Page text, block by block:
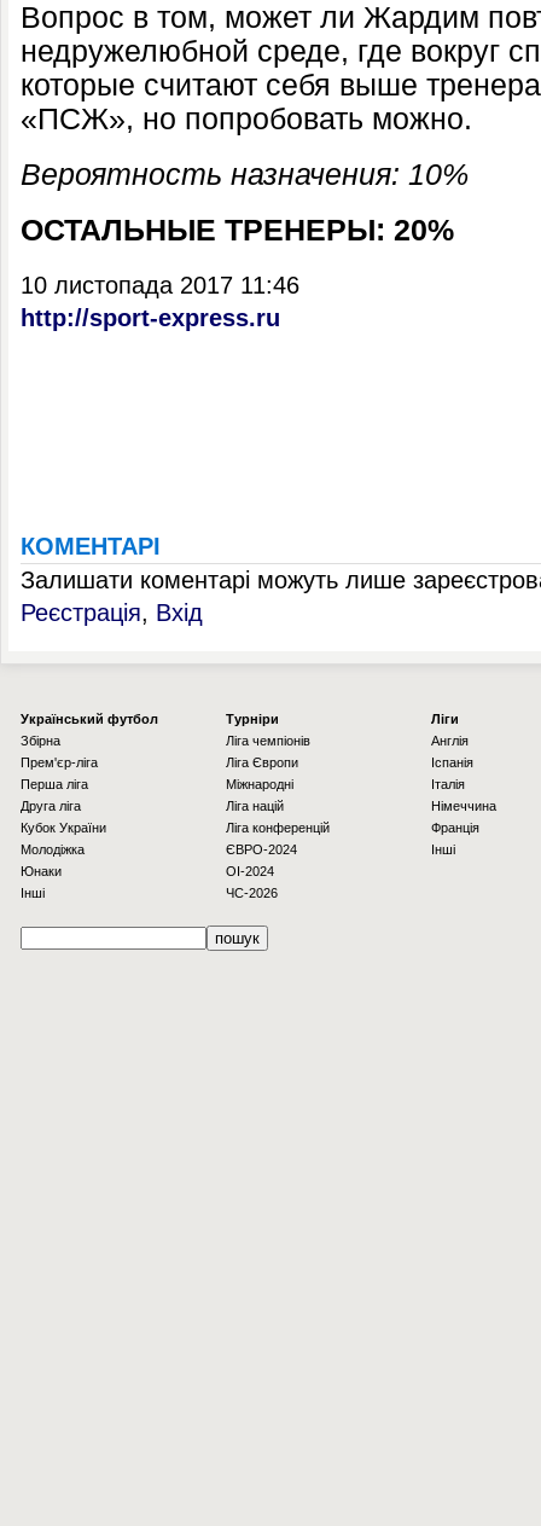
Вопрос в том, может ли Жардим
недружелюбной среде, где вокруг
которые считают себя выше
«ПСЖ», но попробовать можно.
Вероятность назначения: 10%
ОСТАЛЬНЫЕ ТРЕНЕРЫ: 20%
10 листопада 2017 11:46
http://sport-express.ru
КОМЕНТАРІ
Залишати коментарі можуть лише
Реєстрація, Вхід
Українcький футбол
Збірна
Прем'єр-ліга
Перша ліга
Друга ліга
Кубок України
Молодіжка
Юнаки
Інші
Турніри
Ліга чемпіонів
Ліга Європи
Міжнародні
Ліга націй
Ліга конференцій
ЄВРО-2024
OI-2024
ЧС-2026
Ліги
Англія
Іспанія
Італія
Німеччина
Франція
Інші